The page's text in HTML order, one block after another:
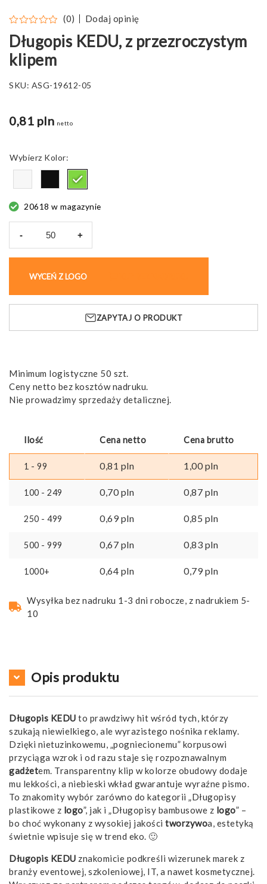
(0) Dodaj opinię
Długopis KEDU, z przezroczystym
klipem
SKU: ASG-19612-05
0,81 pln netto
Kolor
20618 w magazynie
-
przezroczystym
klipem
+
WYCEŃ Z LOGO
ZAPYTAJ O PRODUKT
Minimum logistyczne 50 szt.
Ceny netto bez kosztów nadruku.
Nie prowadzimy sprzedaży detalicznej.
Ilość Cena netto Cena brutto
1 - 99 0,81 pln 1,00pln
100 - 249 0,70pln 0,87 pln
250 - 499 0,69pln 0,85 pln
500 - 999 0,67 pln 0,83 pln
1000+ 0,64 pln 0,79pln
Wysyłka bez nadruku 1-3 dni robocze, z nadrukiem 5-
10
Opis produktu
Długopis KEDU to prawdziwy hit wśród tych, którzy
szukają niewielkiego, ale wyrazistego nośnika reklamy.
Dzięki nietuzinkowemu, „pogniecionemu” korpusowi
przyciąga wzrok i od razu staje się rozpoznawalnym
gadżetem. Transparentny klip w kolorze obudowy dodaje
mu lekkości, a niebieski wkład gwarantuje wyraźne pismo.
To znakomity wybór zarówno do kategorii „Długopisy
plastikowe z logo”, jak i „Długopisy bambusowe z logo” –
bo choć wykonany z wysokiej jakości tworzywoa, estetyką
świetnie wpisuje się w trend eko. 🙂
Długopis KEDU znakomicie podkreśli wizerunek marek z
branży eventowej, szkoleniowej, IT, a nawet kosmetycznej.